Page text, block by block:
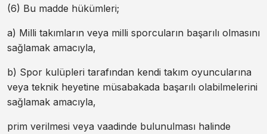
(6) Bu madde hükümleri;
a) Milli takımların veya milli sporcuların başarılı olmasını
sağlamak amacıyla,
b) Spor kulüpleri tarafından kendi takım oyuncularına
veya teknik heyetine müsabakada başarılı olabilmelerini
sağlamak amacıyla,
prim verilmesi veya vaadinde bulunulması halinde